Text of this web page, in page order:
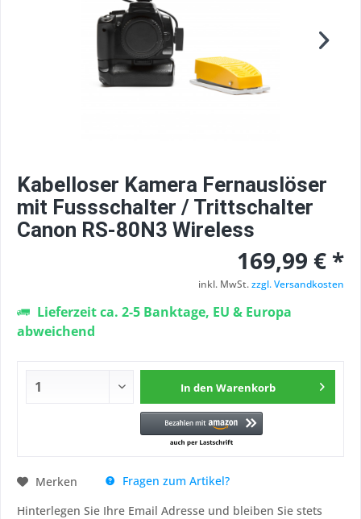
Kabelloser Kamera Fernauslöser
mit Fussschalter / Trittschalter
Canon RS-80N3 Wireless
169,99 € *
inkl. MwSt.zzgl. Versandkosten
Lieferzeit ca. 2-5 Banktage, EU & Europa
abweichend
In den Warenkorb
Merken
Fragen zum Artikel?
Hinterlegen Sie Ihre Email Adresse und bleiben Sie stets